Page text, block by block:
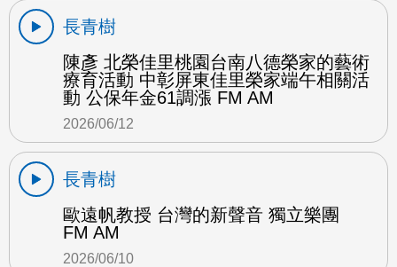
長青樹
陳彥 北榮佳里桃園台南八德榮家的藝術
療育活動 中彰屏東佳里榮家端午相關活
動 公保年金61調漲 FM AM
2026/06/12
長青樹
歐遠帆教授 台灣的新聲音 獨立樂團
FM AM
2026/06/10